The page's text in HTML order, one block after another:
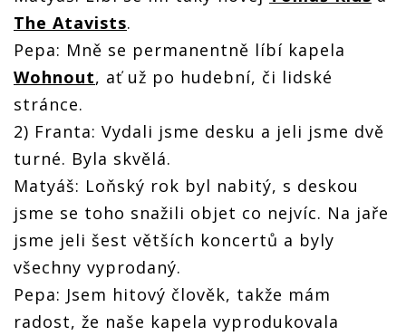
The Atavists.
Pepa: Mně se permanentně líbí kapela
Wohnout, ať už po hudební, či lidské
stránce.
2) Franta: Vydali jsme desku a jeli jsme dvě
turné. Byla skvělá.
Matyáš: Loňský rok byl nabitý, s deskou
jsme se toho snažili objet co nejvíc. Na jaře
jsme jeli šest větších koncertů a byly
všechny vyprodaný.
Pepa: Jsem hitový člověk, takže mám
radost, že naše kapela vyprodukovala